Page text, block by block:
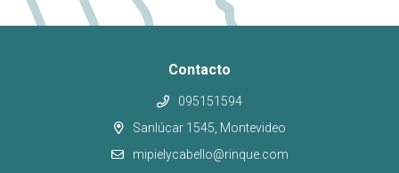
Contacto
095151594
Sanlúcar 1545, Montevideo
mipielycabello@rinque.com